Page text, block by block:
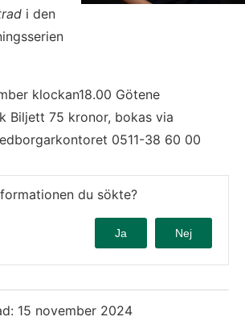
i den
klockan18.00 Götene
0511-38 60 00
du sökte?
Ja Nej
15 november 2024